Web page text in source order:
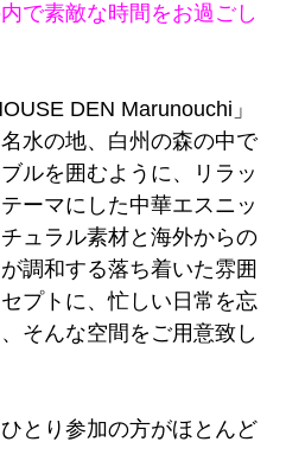
で素敵な時間をお過ごし
DEN Marunouchi」
水の地、白州の森の中で
ルを囲むように、リラッ
ーマにした中華エスニッ
ュラル素材と海外からの
調和する落ち着いた雰囲
プトに、忙しい日常を忘
そんな空間をご用意致し
とり参加の方がほとんど